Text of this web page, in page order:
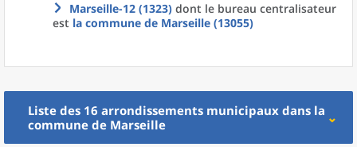
Marseille-12 (1323) dont le bureau centralisateur
est la commune de Marseille (13055)
Liste des 16 arrondissements municipaux dans la
commune de Marseille